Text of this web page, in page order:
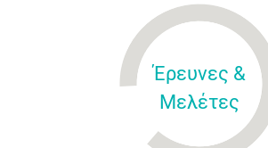
Έρευνες &
Μελέτες